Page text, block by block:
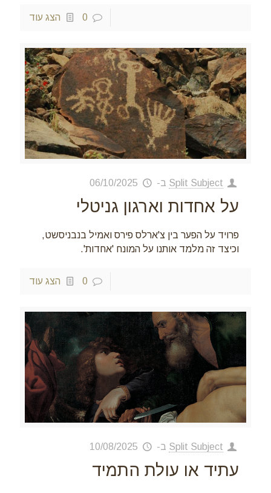
0 הצג עוד
Split Subject ב- 06/10/2025
על אחדות וארגון גניטלי
פרויד על הפער בין צ'ארלס פירס ואמיל בנבניסשט,
וכיצד זה מלמד אותנו על המונח 'אחדות'.
0 הצג עוד
Split Subject ב- 10/08/2025
עתיד או עולת התמיד